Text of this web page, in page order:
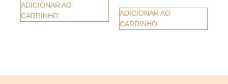
ADICIONAR AO
CARRINHO
ADICIONAR AO
CARRINHO